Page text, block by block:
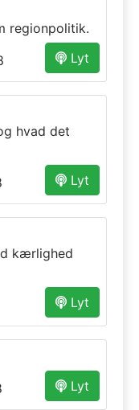
regionpolitik.
Lyt
hvad det
Lyt
kærlighed
Lyt
Lyt